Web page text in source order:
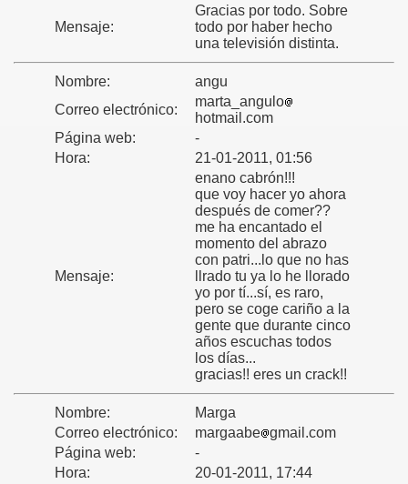
Mensaje:
Gracias por todo. Sobre
todo por haber hecho
una televisión distinta.
Nombre:
angu
Correo electrónico:
marta_angulo
hotmail.com
Página web:
-
Hora:
21-01-2011, 01:56
Mensaje:
enano cabrón!!!
que voy hacer yo ahora
después de comer??
me ha encantado el
momento del abrazo
con patri...lo que no has
llrado tu ya lo he llorado
yo por tí...sí, es raro,
pero se coge cariño a la
gente que durante cinco
años escuchas todos
los días...
gracias!! eres un crack!!
Nombre:
Marga
Correo electrónico:
margaabe gmail.com
Página web:
-
Hora:
20-01-2011, 17:44